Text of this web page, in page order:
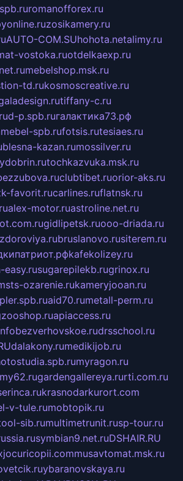
romanofforex.ru
zosikamery.ru
AUTO-COM.SUhohota.netalimy.ru
vostoka.ruotdelkaexp.ru
mebelshop.msk.ru
td.rukosmoscreative.ru
tiffany-c.ru
d-p.spb.ruгалактика73.рф
spb.rufotsis.rutesiaes.ru
blesna-kazan.rumossilver.ru
tochkazvuka.msk.ru
clubtibet.ruorior-aks.ru
favorit.rucarlines.ruflatnsk.ru
alex-motor.ruastroline.net.ru
gidlipetsk.ruooo-driada.ru
bruslanovo.rusiterem.ru
kafekolizey.ru
easy.rusugarepilekb.rugrinox.ru
ozarenie.rukameryjooan.ru
aid70.rumetall-perm.ru
apiaccess.ru
bezverhovskoe.rudrsschool.ru
dalakony.rumedikijob.ru
myragon.ru
gardengallereya.rurti.com.ru
krasnodarkurort.com
v-tule.rumobtopik.ru
sib.rumultimetrunit.rusp-tour.ru
symbian9.net.ruDSHAIR.RU
musavtomat.msk.ru
ybaranovskaya.ru